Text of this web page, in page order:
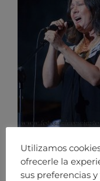
Utilizamos
ofrecerle la
sus preferencias